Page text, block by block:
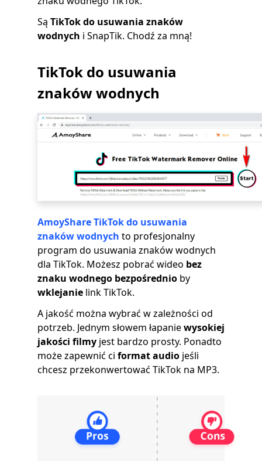
Są TikTok do usuwania znaków
wodnych i SnapTik. Chodź za mną!
TikTok do usuwania
znaków wodnych
AmoyShare TikTok do usuwania
znaków wodnych to profesjonalny
program do usuwania znaków wodnych
dla TikTok. Możesz pobrać wideo bez
znaku wodnego bezpośrednio by
wklejanie link TikTok.
A jakość można wybrać w zależności od
potrzeb. Jednym słowem łapaniewysokiej
jakości filmy jest bardzo prosty. Ponadto
może zapewnić ci format audio jeśli
chcesz przekonwertować TikTok na MP3.